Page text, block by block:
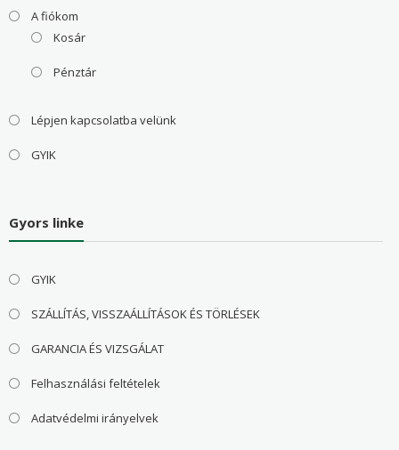
A fiókom
Kosár
Pénztár
Lépjen kapcsolatba velünk
GYIK
Gyors linke
GYIK
SZÁLLÍTÁS, VISSZAÁLLÍTÁSOK ÉS TÖRLÉSEK
GARANCIA ÉS VIZSGÁLAT
Felhasználási feltételek
Adatvédelmi irányelvek